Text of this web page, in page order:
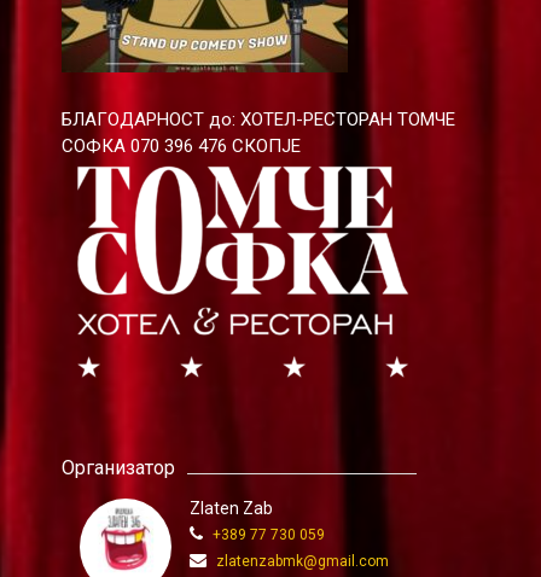
БЛАГОДАРНОСТ до: ХОТЕЛ-РЕСТОРАН ТОМЧЕ
СОФКА 070 396 476 СКОПЈЕ
Организатор
Zlaten Zab
+389 77 730 059
zlatenzabmk@gmail.com